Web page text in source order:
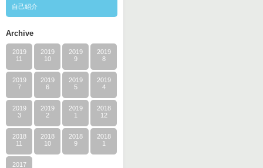
自己紹介
Archive
2019
11
2019
10
2019
9
2019
8
2019
7
2019
6
2019
5
2019
4
2019
3
2019
2
2019
1
2018
12
2018
11
2018
10
2018
9
2018
1
2017